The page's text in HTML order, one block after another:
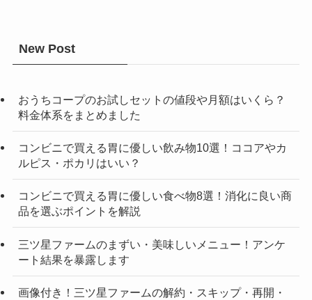
New Post
おうちコープのお試しセットの値段や月額はいくら？
料金体系をまとめました
コンビニで買える胃に優しい飲み物10選！ココアやカ
ルピス・ポカリはいい？
コンビニで買える胃に優しい食べ物8選！消化に良い商
品を選ぶポイントを解説
三ツ星ファームのまずい・美味しいメニュー！アンケ
ート結果を暴露します
画像付き！三ツ星ファームの解約・スキップ・再開・